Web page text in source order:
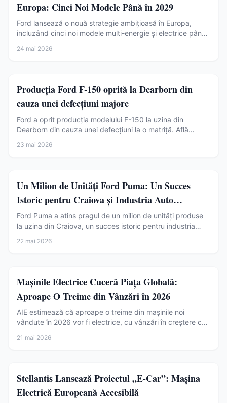
Europa: Cinci Noi Modele Până în 2029
Ford lansează o nouă strategie ambițioasă în Europa,
incluzând cinci noi modele multi-energie și electrice până
europeană. Aflați detaliile noii ofensive Ford.
24 mai 2026
Auto
Producția Ford F-150 oprită la Dearborn din
cauza unei defecțiuni majore
Ford a oprit producția modelului F-150 la uzina din
Dearborn din cauza unei defecțiuni la o matriță. Află
aprovizionare.
23 mai 2026
Auto
Un Milion de Unități Ford Puma: Un Succes
Istoric pentru Craiova și Industria Auto
Românească
Ford Puma a atins pragul de un milion de unități produse
la uzina din Craiova, un succes istoric pentru industria
22 mai 2026
Auto
Mașinile Electrice Cuceră Piața Globală:
Aproape O Treime din Vânzări în 2026
AIE estimează că aproape o treime din mașinile noi
vândute în 2026 vor fi electrice, cu vânzări în creștere cu
globale și impactul în România.
21 mai 2026
Auto
Stellantis Lansează Proiectul „E-Car”: Mașina
Electrică Europeană Accesibilă